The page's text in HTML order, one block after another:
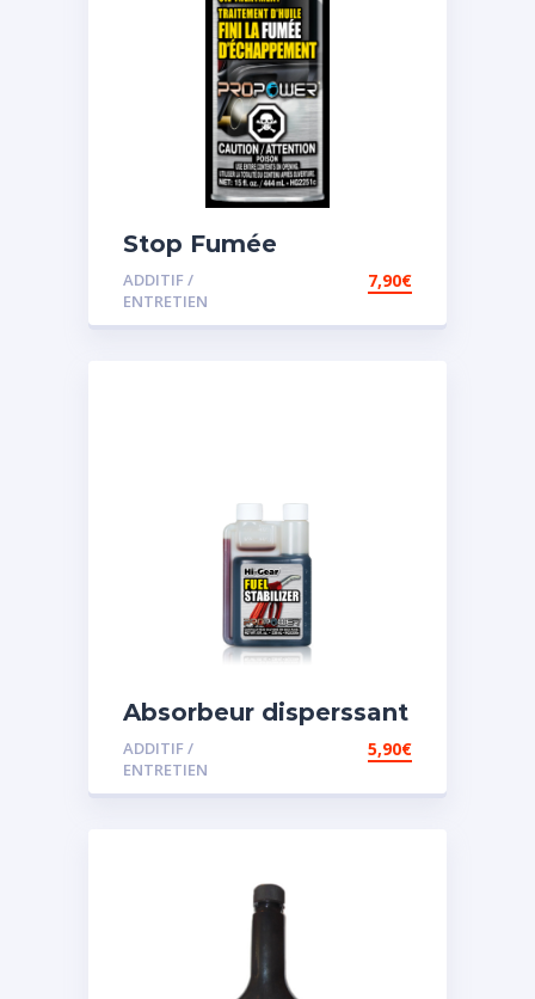
Stop Fumée
ADDITIF /
ENTRETIEN
7,90€
Absorbeur disperssant
d’eau pour carburant
ADDITIF /
ENTRETIEN
5,90€